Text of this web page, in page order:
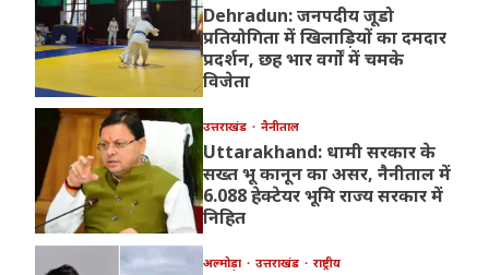
Dehradun: जनपदीय जूडो
प्रतियोगिता में खिलाड़ियों का दमदार
प्रदर्शन, छह भार वर्गों में चमके
विजेता
उत्तराखंड नैनीताल
Uttarakhand: धामी सरकार के
सख्त भू कानून का असर, नैनीताल में
6.088 हेक्टेयर भूमि राज्य सरकार में
निहित
अल्मोड़ा उत्तराखंड राष्ट्रीय